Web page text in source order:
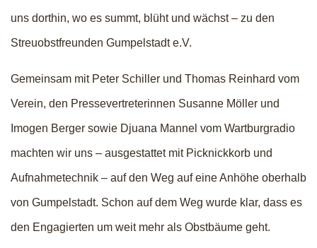
uns dorthin, wo es summt, blüht und wächst – zu den
Streuobstfreunden Gumpelstadt e.V.
Gemeinsam mit Peter Schiller und Thomas Reinhard vom
Verein, den Pressevertreterinnen Susanne Möller und
Imogen Berger sowie Djuana Mannel vom Wartburgradio
machten wir uns – ausgestattet mit Picknickkorb und
Aufnahmetechnik – auf den Weg auf eine Anhöhe oberhalb
von Gumpelstadt. Schon auf dem Weg wurde klar, dass es
den Engagierten um weit mehr als Obstbäume geht.